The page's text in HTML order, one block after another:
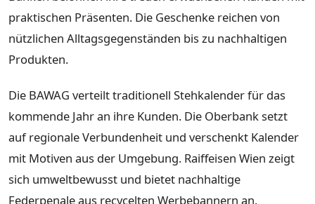
praktischen Präsenten. Die Geschenke reichen von
nützlichen Alltagsgegenständen bis zu nachhaltigen
Produkten.
Die BAWAG verteilt traditionell Stehkalender für das
kommende Jahr an ihre Kunden. Die Oberbank setzt
auf regionale Verbundenheit und verschenkt Kalender
mit Motiven aus der Umgebung. Raiffeisen Wien zeigt
sich umweltbewusst und bietet nachhaltige
Federpenale aus recycelten Werbebannern an.